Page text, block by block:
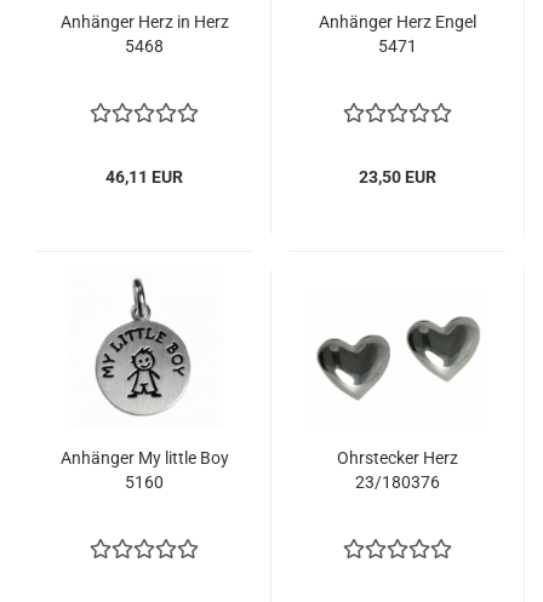
Anhänger Herz in Herz
5468
46,11 EUR
Anhänger Herz Engel
5471
23,50 EUR
Anhänger My little Boy
5160
Ohrstecker Herz
23/180376